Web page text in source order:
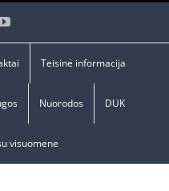
YouTube
Teisinė informacija
Nuorodos DUK
visuomene